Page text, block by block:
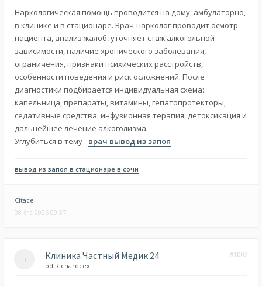
Наркологическая помощь проводится на дому, амбулаторно,
в клинике и в стационаре. Врач-нарколог проводит осмотр
пациента, анализ жалоб, уточняет стаж алкогольной
зависимости, наличие хронического заболевания,
ограничения, признаки психических расстройств,
особенности поведения и риск осложнений. После
диагностики подбирается индивидуальная схема:
капельница, препараты, витамины, гепатопротекторы,
седативные средства, инфузионная терапия, детоксикация и
дальнейшее лечение алкоголизма.
Углубиться в тему - врач вывод из запоя
вывод из запоя в стационаре в сочи
Citace
08 črc 2026 09:37
Клиника Частный Медик 24 #1002
od Richardcex